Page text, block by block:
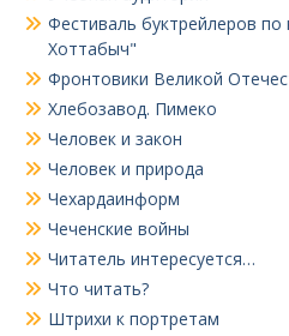
Фестиваль буктрейлеров по
Хоттабыч"
Фронтовики Великой
Хлебозавод. Пимеко
Человек и закон
Человек и природа
Чехардаинформ
Чеченские войны
Читатель интересуется…
Что читать?
Штрихи к портретам